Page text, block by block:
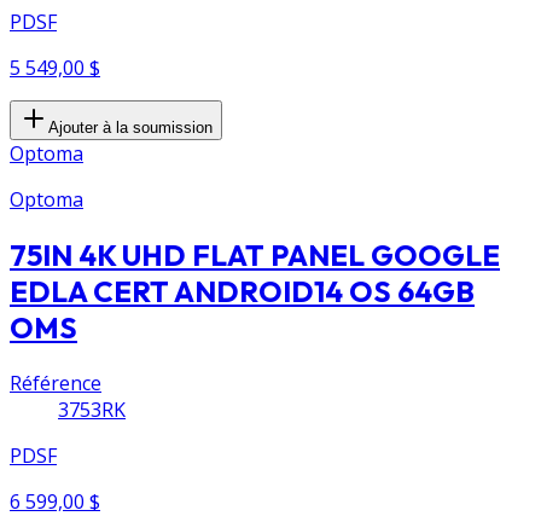
PDSF
5 549,00 $
Ajouter à la soumission
Optoma
Optoma
75IN 4K UHD FLAT PANEL GOOGLE
EDLA CERT ANDROID14 OS 64GB
OMS
Référence
3753RK
PDSF
6 599,00 $